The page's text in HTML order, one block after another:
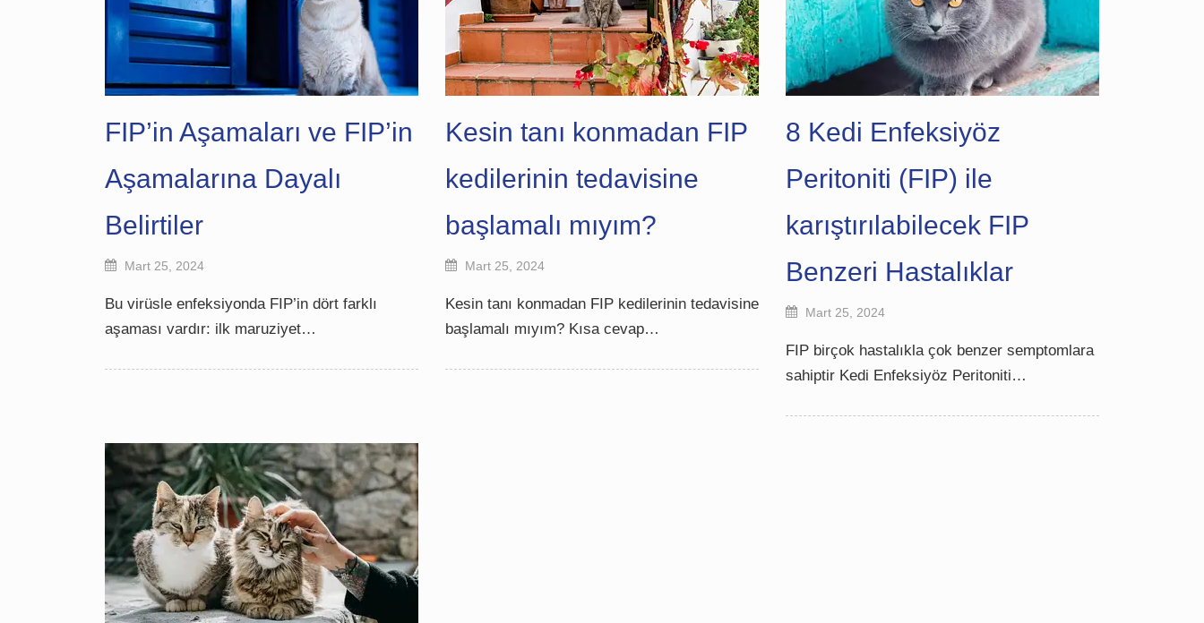
FIP’in Aşamaları ve FIP’in
Aşamalarına Dayalı
Belirtiler
Mart 25, 2024
Bu virüsle enfeksiyonda FIP’in dört farklı
aşaması vardır: ilk maruziyet…
Kesin tanı konmadan FIP
kedilerinin tedavisine
başlamalı mıyım?
Mart 25, 2024
Kesin tanı konmadan FIP kedilerinin tedavisine
başlamalı mıyım? Kısa cevap…
8 Kedi Enfeksiyöz
Peritoniti (FIP) ile
karıştırılabilecek FIP
Benzeri Hastalıklar
Mart 25, 2024
FIP birçok hastalıkla çok benzer semptomlara
sahiptir Kedi Enfeksiyöz Peritoniti…